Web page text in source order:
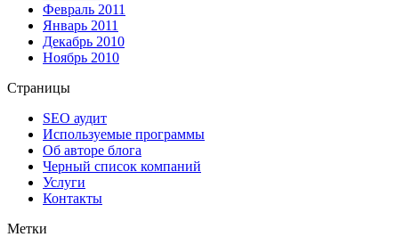
Февраль 2011
Январь 2011
Декабрь 2010
Ноябрь 2010
Страницы
SEO аудит
Используемые программы
Об авторе блога
Черный список компаний
Услуги
Контакты
Метки